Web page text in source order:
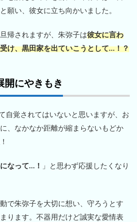
願い、彼女に立ち向かいました。
帰されますが、朱弥子は彼女に言わ
け、黒田家を出ていこうとして…！？
開にやきもき
自覚されてはいないと思いますが、お
、なかなか距離が縮まらないもどか
なって…！
」と思わず応援したくなり
で朱弥子を大切に想い、守ろうとす
ります。不器用だけど誠実な愛情表